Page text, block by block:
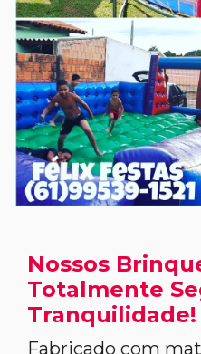
Nossos
Totalmente
Tranquilidade!
Fabricado com